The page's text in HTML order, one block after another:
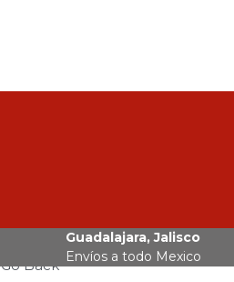
Guadalajara, Jalisco
Envíos a todo Mexico
Go Back